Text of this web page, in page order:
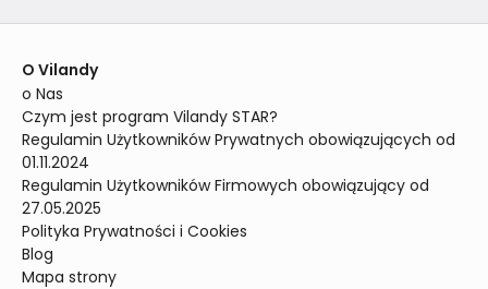
O Vilandy
o Nas
Czym jest program Vilandy STAR?
Regulamin Użytkowników Prywatnych obowiązujących od
01.11.2024
Regulamin Użytkowników Firmowych obowiązujący od
27.05.2025
Polityka Prywatności i Cookies
Blog
Mapa strony